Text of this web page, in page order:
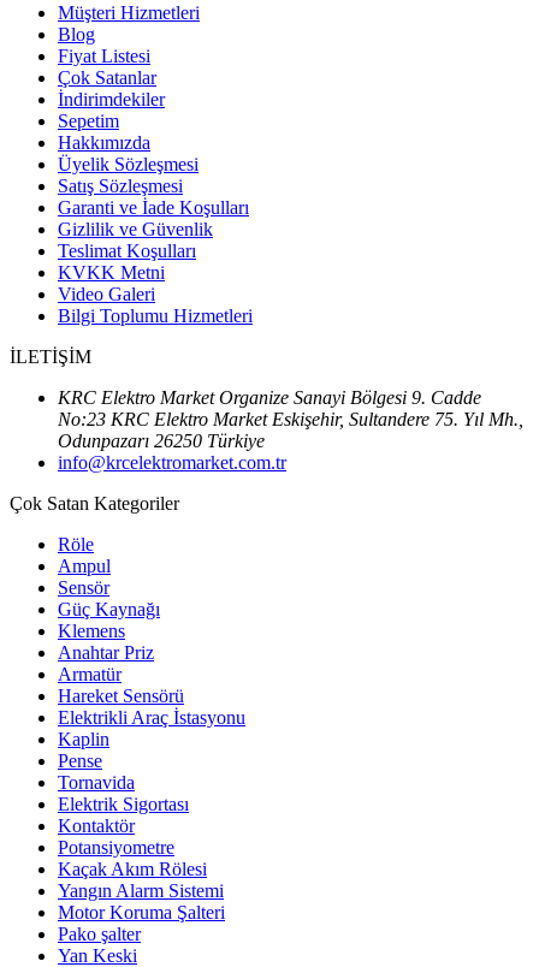
Müşteri Hizmetleri
Blog
Fiyat Listesi
Çok Satanlar
İndirimdekiler
Sepetim
Hakkımızda
Üyelik Sözleşmesi
Satış Sözleşmesi
Garanti ve İade Koşulları
Gizlilik ve Güvenlik
Teslimat Koşulları
KVKK Metni
Video Galeri
Bilgi Toplumu Hizmetleri
İLETİŞİM
KRC Elektro Market Organize Sanayi Bölgesi 9. Cadde
No:23 KRC Elektro Market Eskişehir, Sultandere 75. Yıl Mh.,
Odunpazarı 26250 Türkiye
info@krcelektromarket.com.tr
Çok Satan Kategoriler
Röle
Ampul
Sensör
Güç Kaynağı
Klemens
Anahtar Priz
Armatür
Hareket Sensörü
Elektrikli Araç İstasyonu
Kaplin
Pense
Tornavida
Elektrik Sigortası
Kontaktör
Potansiyometre
Kaçak Akım Rölesi
Yangın Alarm Sistemi
Motor Koruma Şalteri
Pako şalter
Yan Keski